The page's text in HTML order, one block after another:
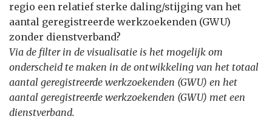
regio een relatief sterke daling/stijging van het
aantal geregistreerde werkzoekenden (GWU)
zonder dienstverband?
Via de filter in de visualisatie is het mogelijk om
onderscheid te maken in de ontwikkeling van het totaal
aantal geregistreerde werkzoekenden (GWU) en het
aantal geregistreerde werkzoekenden (GWU) met een
dienstverband.